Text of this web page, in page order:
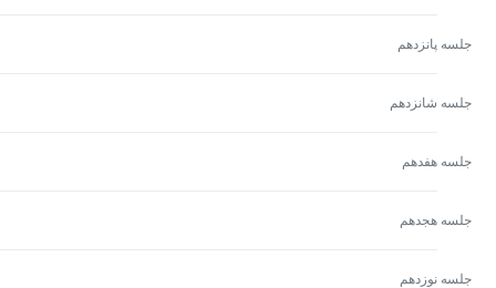
جلسه پانزدهم
جلسه شانزدهم
جلسه هفدهم
جلسه هجدهم
جلسه نوزدهم